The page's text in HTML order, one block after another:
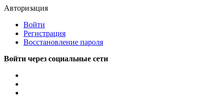
Авторизация
Войти
Регистрация
Восстановление пароля
Войти через социальные сети